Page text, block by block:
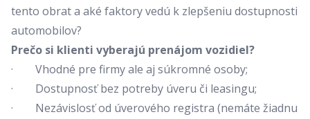
tento obrat a aké faktory vedú k zlepšeniu dostupnosti
automobilov?
Prečo si klienti vyberajú prenájom vozidiel?
· Vhodné pre firmy ale aj súkromné osoby;
· Dostupnosť bez potreby úveru či leasingu;
· Nezávislosť od úverového registra (nemáte žiadnu